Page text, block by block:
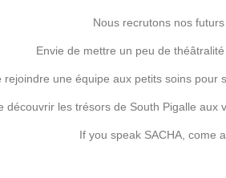
Nous recrutons nos
Envie de mettre un peu de
rejoindre une équipe aux petits soins pour
découvrir les trésors de South Pigalle aux
If you speak SACHA, come